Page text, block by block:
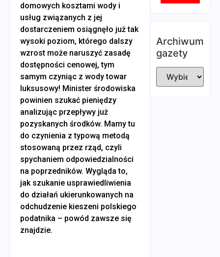
domowych kosztami wody i
usług związanych z jej
dostarczeniem osiągnęło już tak
wysoki poziom, którego dalszy
wzrost może naruszyć zasadę
dostępności cenowej, tym
samym czyniąc z wody towar
luksusowy! Minister środowiska
powinien szukać pieniędzy
analizując przepływy już
pozyskanych środków. Mamy tu
do czynienia z typową metodą
stosowaną przez rząd, czyli
spychaniem odpowiedzialności
na poprzedników. Wygląda to,
jak szukanie usprawiedliwienia
do działań ukierunkowanych na
odchudzenie kieszeni polskiego
podatnika – powód zawsze się
znajdzie.
Archiwum
gazety